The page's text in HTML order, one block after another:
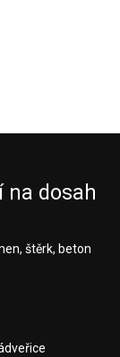
na dosah
štěrk, beton